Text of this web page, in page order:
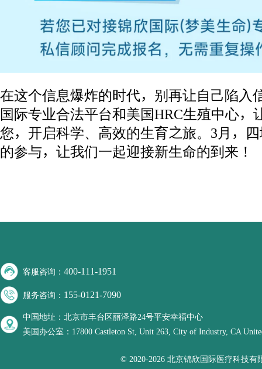
在这个信息爆炸的时代，别再让自己陷入
国际专业合法平台和美国HRC生殖中心，
您，开启科学、高效的生育之旅。3月，
的参与，让我们一起迎接新生命的到来！
客服咨询：400-111-1951
服务咨询： 155-0121-7090
中国地址：北京市丰台区丽泽路24号平安幸福中心
美国办公室：17800 Castleton St, Unit 263, City of Industry, CA
© 2020-2026 北京锦欣国际医疗科